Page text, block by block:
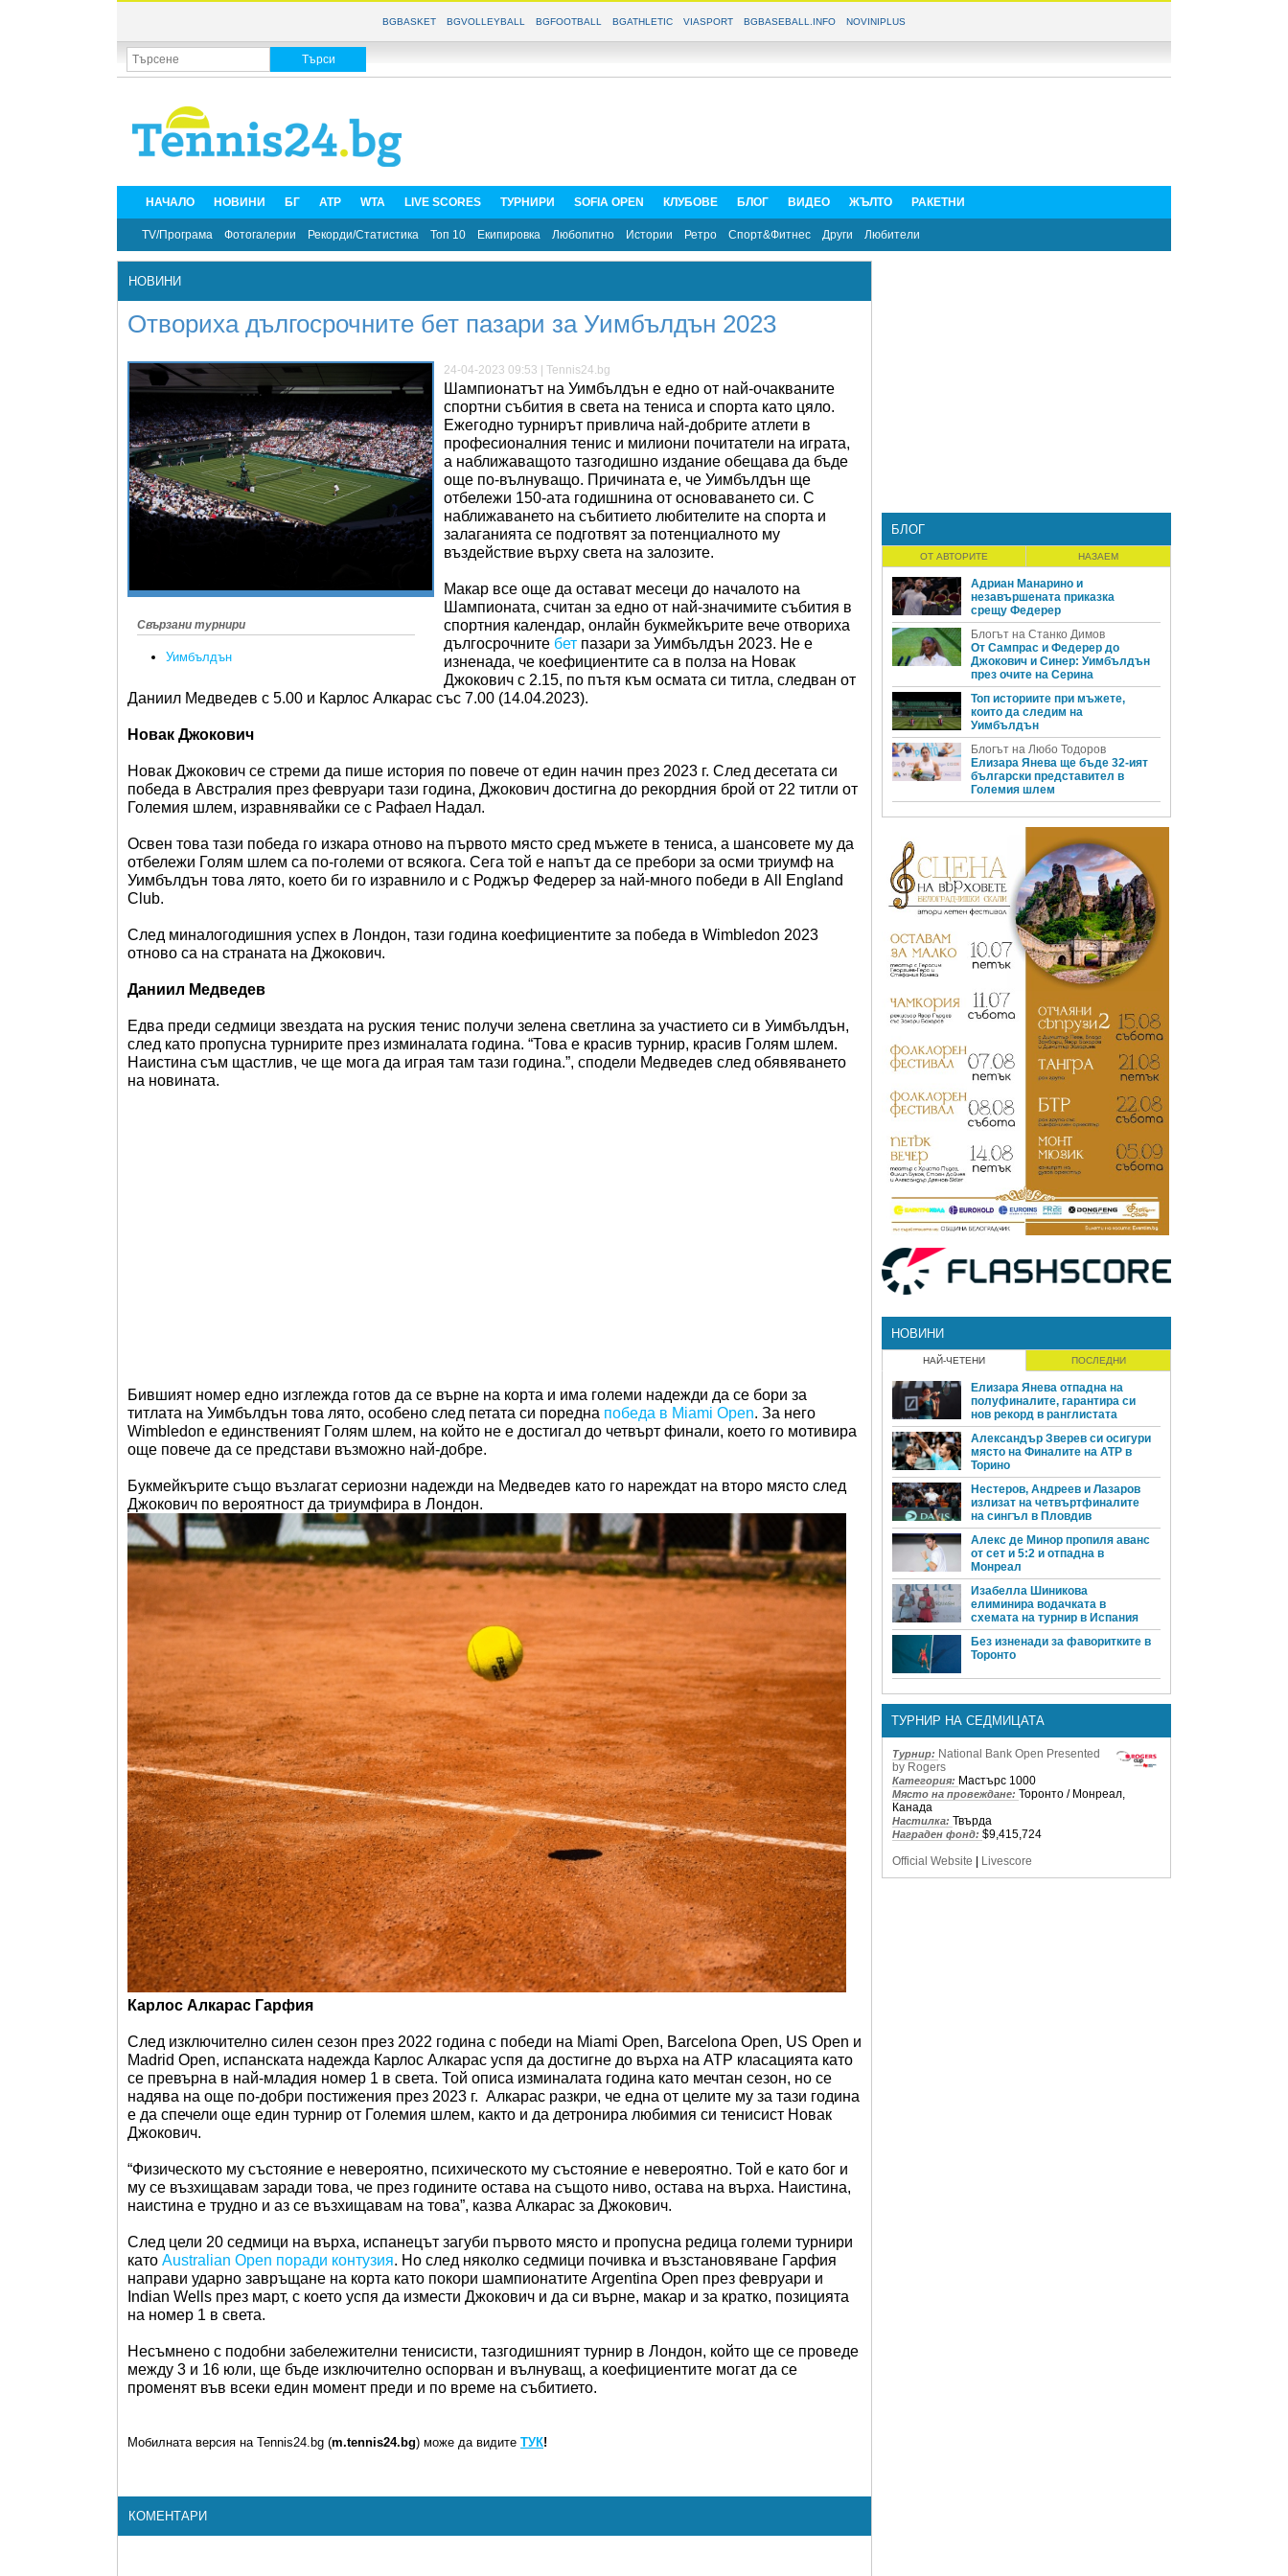
BGBASKET BGVOLLEYBALL BGFOOTBALL BGATHLETIC VIASPORT BGBASEBALL.INFO NOVINIPLUS
НАЧАЛО НОВИНИ БГ ATP WTA LIVE SCORES ТУРНИРИ SOFIA OPEN КЛУБОВЕ БЛОГ ВИДЕО ЖЪЛТО РАКЕТНИ
TV/Програма Фотогалерии Рекорди/Статистика Топ 10 Екипировка Любопитно Истории Ретро Спорт&Фитнес Други Любители
НОВИНИ
Отвориха дългосрочните бет пазари за Уимбълдън 2023
Свързани турнири
Уимбълдън
24-04-2023 09:53 | Tennis24.bg
Шампионатът на Уимбълдън e едно от най-очакваните
спортни събития в света на тениса и спорта като цяло.
Ежегодно турнирът привлича най-добрите атлети в
професионалния тенис и милиони почитатели на играта,
а наближаващото тазгодишно издание обещава да бъде
още по-вълнуващо. Причината е, че Уимбълдън ще
отбележи 150-ата годишнина от основаването си. С
наближаването на събитието любителите на спорта и
залаганията се подготвят за потенциалното му
въздействие върху света на залозите.
Макар все още да остават месеци до началото на
Шампионата, считан за едно от най-значимите събития в
спортния календар, онлайн букмейкърите вече отвориха
дългосрочните бет пазари за Уимбълдън 2023. Не е
изненада, че коефициентите са в полза на Новак
Джокович с 2.15, по пътя към осмата си титла, следван от
Даниил Медведев с 5.00 и Карлос Алкарас със 7.00 (14.04.2023).
Новак Джокович
Новак Джокович се стреми да пише история по повече от един начин през 2023 г. След десетата си
победа в Австралия през февруари тази година, Джокович достигна до рекордния брой от 22 титли от
Големия шлем, изравнявайки се с Рафаел Надал.
Освен това тази победа го изкара отново на първото място сред мъжете в тениса, а шансовете му да
отбележи Голям шлем са по-големи от всякога. Сега той е напът да се пребори за осми триумф на
Уимбълдън това лято, което би го изравнило и с Роджър Федерер за най-много победи в All England
Club.
След миналогодишния успех в Лондон, тази година коефициентите за победа в Wimbledon 2023
отново са на страната на Джокович.
Даниил Медведев
Едва преди седмици звездата на руския тенис получи зелена светлина за участието си в Уимбълдън,
след като пропусна турнирите през изминалата година. “Това е красив турнир, красив Голям шлем.
Наистина съм щастлив, че ще мога да играя там тази година.”, сподели Медведев след обявяването
на новината.
Бившият номер едно изглежда готов да се върне на корта и има големи надежди да се бори за
титлата на Уимбълдън това лято, особено след петата си поредна победа в Miami Open. За него
Wimbledon е единственият Голям шлем, на който не е достигал до четвърт финали, което го мотивира
още повече да се представи възможно най-добре.
Букмейкърите също възлагат сериозни надежди на Медведев като го нареждат на второ място след
Джокович по вероятност да триумфира в Лондон.
Карлос Алкарас Гарфия
След изключително силен сезон през 2022 година с победи на Miami Open, Barcelona Open, US Open и
Madrid Open, испанската надежда Карлос Алкарас успя да достигне до върха на ATP класацията като
се превърна в най-младия номер 1 в света. Той описа изминалата година като мечтан сезон, но се
надява на още по-добри постижения през 2023 г. Алкарас разкри, че една от целите му за тази година
е да спечели още един турнир от Големия шлем, както и да детронира любимия си тенисист Новак
Джокович.
“Физическото му състояние е невероятно, психическото му състояние е невероятно. Той е като бог и
му се възхищавам заради това, че през годините остава на същото ниво, остава на върха. Наистина,
наистина е трудно и аз се възхищавам на това”, казва Алкарас за Джокович.
След цели 20 седмици на върха, испанецът загуби първото място и пропусна редица големи турнири
като Australian Open поради контузия. Но след няколко седмици почивка и възстановяване Гарфия
направи ударно завръщане на корта като покори шампионатите Argentina Open през февруари и
Indian Wells през март, с което успя да измести Джокович и да си върне, макар и за кратко, позицията
на номер 1 в света.
Несъмнено с подобни забележителни тенисисти, тазгодишният турнир в Лондон, който ще се проведе
между 3 и 16 юли, ще бъде изключително оспорван и вълнуващ, а коефициентите могат да се
променят във всеки един момент преди и по време на събитието.
Мобилната версия на Tennis24.bg (m.tennis24.bg) може да видите ТУК!
КОМЕНТАРИ
БЛОГ
ОТ АВТОРИТЕ НАЗАЕМ
Адриан Манарино и
незавършената приказка
срещу Федерер
Блогът на Станко Димов
От Сампрас и Федерер до
Джокович и Синер: Уимбълдън
през очите на Серина
Топ историите при мъжете,
които да следим на
Уимбълдън
Блогът на Любо Тодоров
Елизара Янева ще бъде 32-ият
български представител в
Големия шлем
НОВИНИ
НАЙ-ЧЕТЕНИ ПОСЛЕДНИ
Елизара Янева отпадна на
полуфиналите, гарантира си
нов рекорд в ранглистата
Александър Зверев си осигури
място на Финалите на ATP в
Торино
Нестеров, Андреев и Лазаров
излизат на четвъртфиналите
на сингъл в Пловдив
Алекс де Минор пропиля аванс
от сет и 5:2 и отпадна в
Монреал
Изабелла Шиникова
елиминира водачката в
схемата на турнир в Испания
Без изненади за фаворитките в
Торонто
ТУРНИР НА СЕДМИЦАТА
Турнир: National Bank Open Presented
by Rogers
Категория: Мастърс 1000
Място на провеждане: Торонто / Монреал,
Канада
Настилка: Твърда
Награден фонд: $9,415,724
Official Website
Livescore